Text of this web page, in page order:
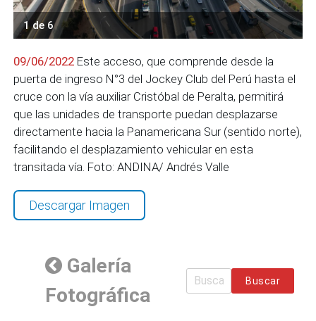
1 de 6
09/06/2022 Este acceso, que comprende desde la
puerta de ingreso N°3 del Jockey Club del Perú hasta el
cruce con la vía auxiliar Cristóbal de Peralta, permitirá
que las unidades de transporte puedan desplazarse
directamente hacia la Panamericana Sur (sentido norte),
facilitando el desplazamiento vehicular en esta
transitada vía. Foto: ANDINA/ Andrés Valle
Descargar Imagen
Galería
Fotográfica
Buscar